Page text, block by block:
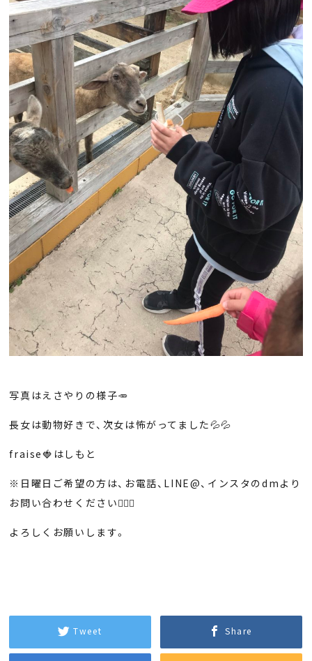
写真はえさやりの様子🥕
長女は動物好きで、次女は怖がってました💦💦
fraise🍓はしもと
※日曜日ご希望の方は、お電話、LINE@、インスタのdmより
お問い合わせください🙇🏻‍♀️
よろしくお願いします。
Tweet Share